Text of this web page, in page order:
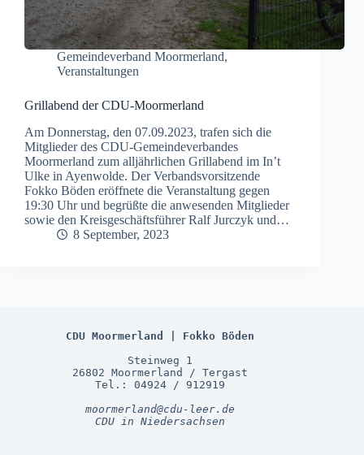
Gemeindeverband Moormerland,
Veranstaltungen
Grillabend der CDU-Moormerland
Am Donnerstag, den 07.09.2023, trafen sich die
Mitglieder des CDU-Gemeindeverbandes
Moormerland zum alljährlichen Grillabend im In’t
Ulke in Ayenwolde. Der Verbandsvorsitzende
Fokko Böden eröffnete die Veranstaltung gegen
19:30 Uhr und begrüßte die anwesenden Mitglieder
sowie den Kreisgeschäftsführer Ralf Jurczyk und…
8 September, 2023
CDU Moormerland | Fokko Böden
Steinweg 1
26802 Moormerland / Tergast
Tel.: 04924 / 912919
moormerland@cdu-leer.de
CDU in Niedersachsen